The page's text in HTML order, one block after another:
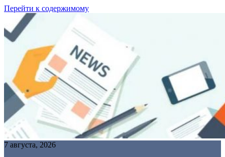
Перейти к содержимому
7 августа, 2026